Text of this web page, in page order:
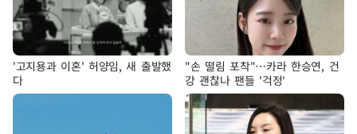
'고지용과 이혼' 허양임, 새 출발했
다
"손 떨림 포착"…카라 한승연, 건
강 괜찮나 팬들 '걱정'